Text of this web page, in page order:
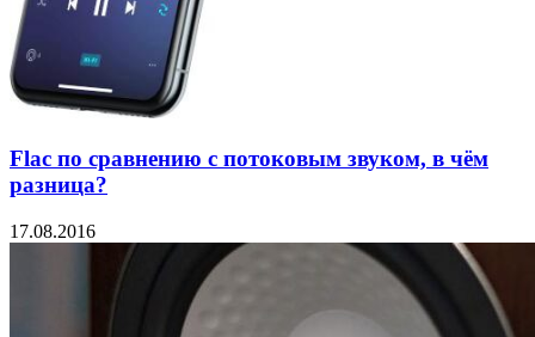
Flac по сравнению с потоковым звуком, в чём
разница?
17.08.2016